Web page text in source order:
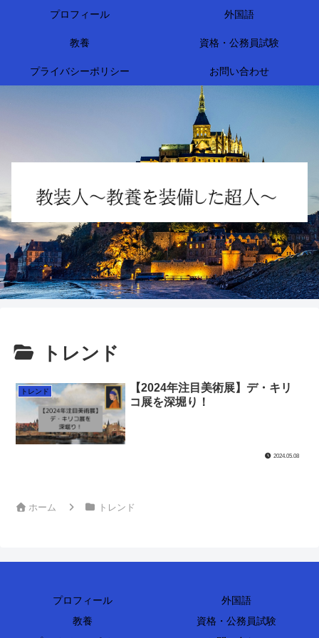
プロフィール 外国語
教養 資格・公務員試験
プライバシーポリシー お問い合わせ
トレンド
トレンド
【2024年注目美術展】デ・キリ
コ展を深堀り！
2024.05.08
ホーム トレンド
プロフィール
外国語
教養
資格・公務員試験